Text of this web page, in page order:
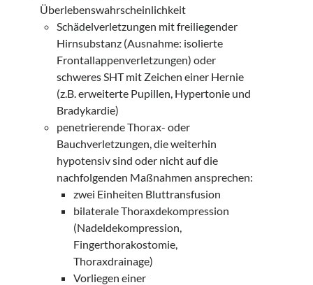
Überlebenswahrscheinlichkeit
Schädelverletzungen mit freiliegender
Hirnsubstanz (Ausnahme: isolierte
Frontallappenverletzungen) oder
schweres SHT mit Zeichen einer Hernie
(z.B. erweiterte Pupillen, Hypertonie und
Bradykardie)
penetrierende Thorax- oder
Bauchverletzungen, die weiterhin
hypotensiv sind oder nicht auf die
nachfolgenden Maßnahmen ansprechen:
zwei Einheiten Bluttransfusion
bilaterale Thoraxdekompression
(Nadeldekompression,
Fingerthorakostomie,
Thoraxdrainage)
Vorliegen einer